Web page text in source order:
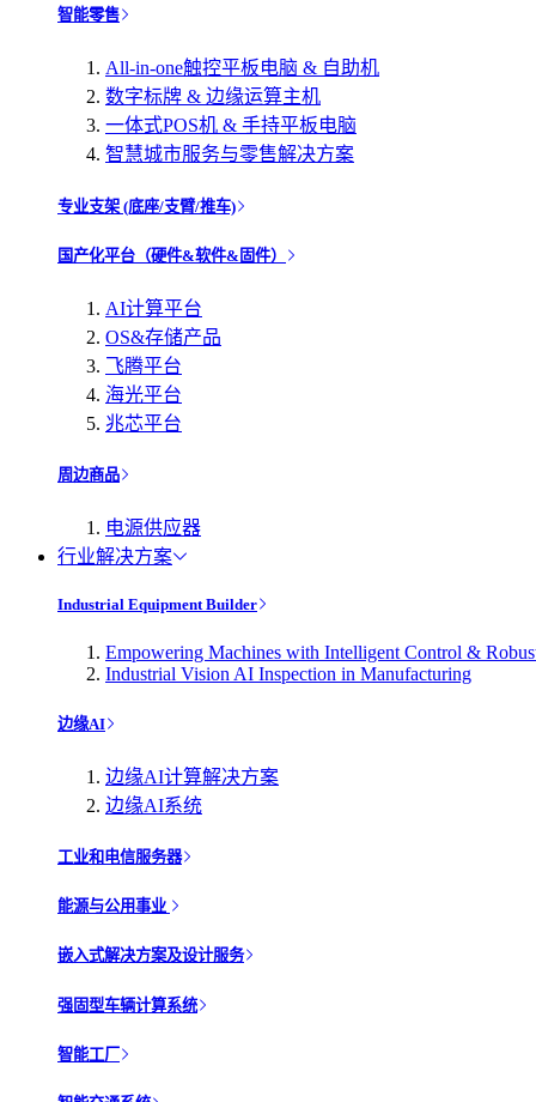
智能零售
All-in-one触控平板电脑 & 自助机
数字标牌 & 边缘运算主机
一体式POS机 & 手持平板电脑
智慧城市服务与零售解决方案
专业支架 (底座/支臂/推车)
国产化平台（硬件&软件&固件）
AI计算平台
OS&存储产品
飞腾平台
海光平台
兆芯平台
周边商品
电源供应器
行业解决方案
Industrial Equipment Builder
Empowering Machines with Intelligent Control &
Industrial Vision AI Inspection in Manufacturing
边缘AI
边缘AI计算解决方案
边缘AI系统
工业和电信服务器
能源与公用事业
嵌入式解决方案及设计服务
强固型车辆计算系统
智能工厂